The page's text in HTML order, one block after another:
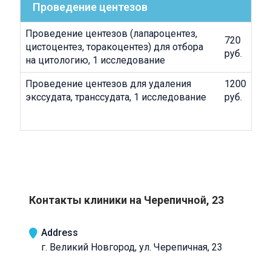
Проведение центезов
Проведение центезов (лапароцентез,
цистоцентез, торакоцентез) для отбора
на цитологию, 1 исследование
720
руб.
Проведение центезов для удаления
экссудата, транссудата, 1 исследование
1200
руб.
Контакты клиники на Черепичной, 23
Address
г. Великий Новгород, ул. Черепичная, 23